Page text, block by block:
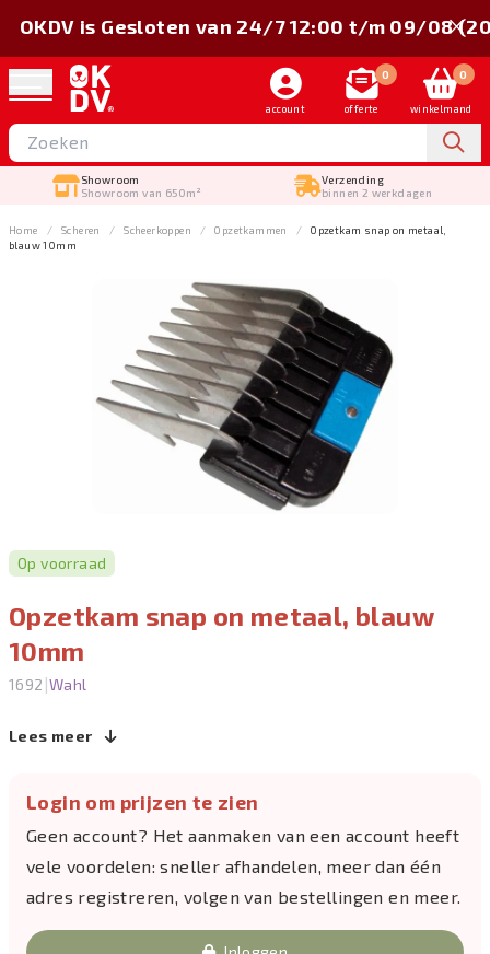
account
0
offerte
0
winkelmand
Showroom
Showroom van 650m²
Verzending
binnen 2 werkdagen
OKDV is Gesloten van 24/7 12:00 t/m 09/08
Home Scheren Scheerkoppen Opzetkammen
Opzetkam snap on metaal,
blauw 10mm
Op voorraad
Opzetkam snap on metaal, blauw
10mm
1692 |Wahl
Lees meer
Login om prijzen te zien
Geen account? Het aanmaken van een account heeft
vele voordelen: sneller afhandelen, meer dan één
adres registreren, volgen van bestellingen en meer.